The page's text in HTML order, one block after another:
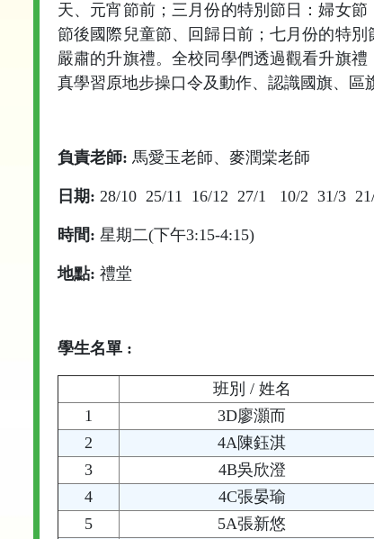
天、元宵節前；三月份的特別節日：婦女
節後國際兒童節、回歸日前；七月份的特
嚴肅的升旗禮。全校同學們透過觀看升旗禮
真學習原地步操口令及動作、認識國旗、區
負責老師: 馬愛玉老師、麥潤棠老師
日期: 28/10 25/11 16/12 27/1 10/2 31/3
時間: 星期二(下午3:15-4:15)
地點: 禮堂
學生名單 :
班別 / 姓名
1
3D廖灝而
2
4A陳鈺淇
3
4B吳欣澄
4
4C張晏瑜
5
5A張新悠